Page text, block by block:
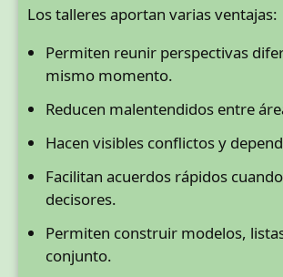
Los talleres aportan varias ventajas:
Permiten reunir perspectivas
mismo momento.
Reducen malentendidos entre
Hacen visibles conflictos y
Facilitan acuerdos rápidos
decisores.
Permiten construir modelos,
conjunto.